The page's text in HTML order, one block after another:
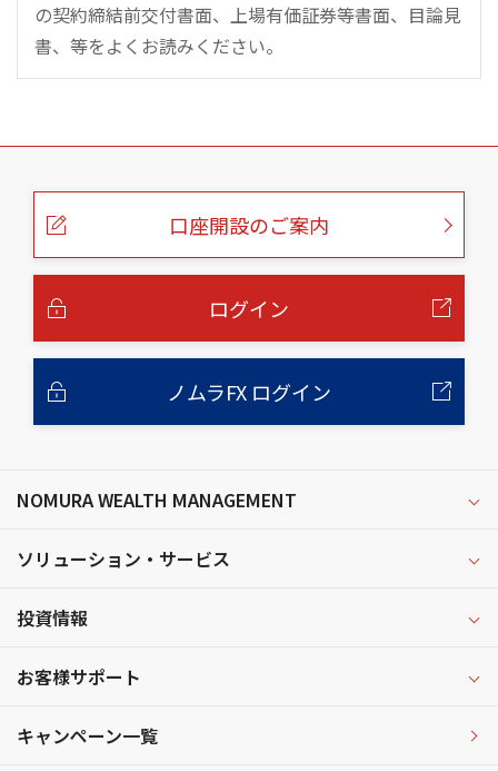
の契約締結前交付書面、上場有価証券等書面、目論見
書、等をよくお読みください。
こ
口座開設のご案内
ログイン
ノムラFX ログイン
NOMURA WEALTH MANAGEMENT
ソリューション・サービス
投資情報
お客様サポート
キャンペーン一覧